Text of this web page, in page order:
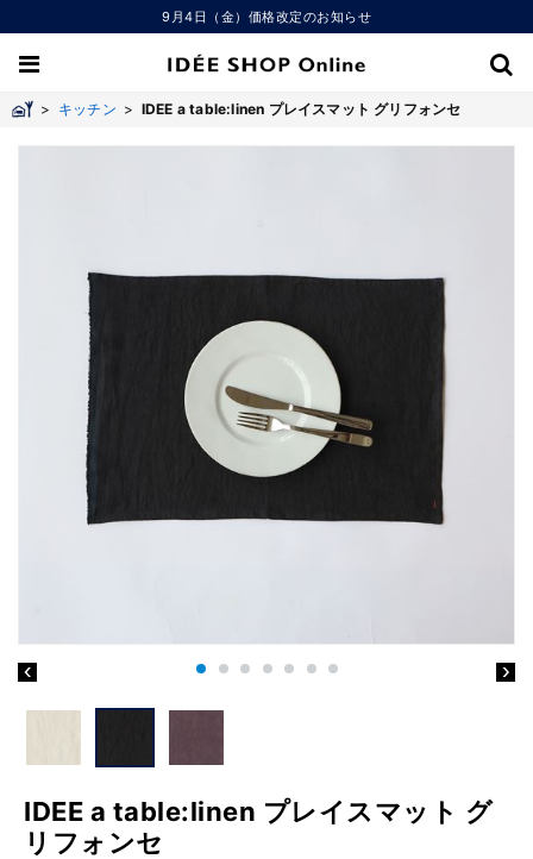
9月4日（金）価格改定のお知らせ
> キッチン > IDEE a table:linen プレイスマット グリフォンセ
IDEE a table:linen プレイスマット グ
リフォンセ